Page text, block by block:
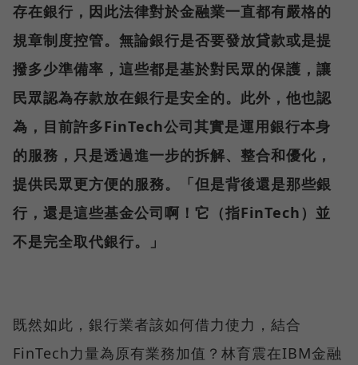
存在銀行，因此法律對於金融業一直都有嚴格的
規章制度控管。無論銀行是否要發放貸款或是提
撥多少準備率，這些都是基於對民眾的保護，讓
民眾認為存款放在銀行是安全的。此外，他也認
為，目前許多FinTech公司其實是運用銀行本身
的服務，只是透過進一步的拆解、整合和優化，
提供民眾更方便的服務。
「但是背後還是那些銀
行，還是這些基金公司啊！它（指FinTech）並
不是完全取代銀行。」
既然如此，銀行業者該如何借力使力，結合
FinTech力量為原有業務加值？林育震在IBM金融